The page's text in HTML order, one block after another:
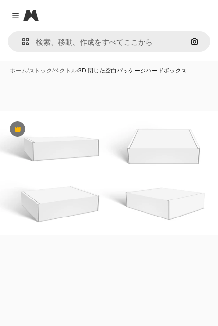
Close menu
Magnific
画像で
ホーム/ストック/ベクトル/3D 閉じた空白パッケージハードボックス
Premium